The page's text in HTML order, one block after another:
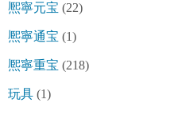
熈寧元宝 (22)
熈寧通宝 (1)
熈寧重宝 (218)
玩具 (1)